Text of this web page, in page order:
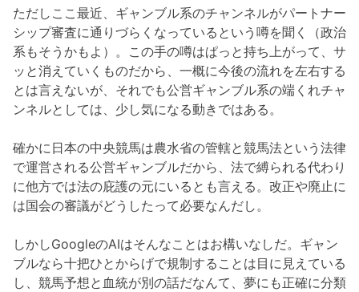
ただしここ最近、ギャンブル系のチャンネルがパートナー
シップ審査に通りづらくなっているという噂を聞く（政治
系もそうかもよ）。この手の噂はぱっと持ち上がって、サ
ッと消えていくものだから、一概に今後の流れを左右する
とは言えないが、それでも公営ギャンブル系の端くれチャ
ンネルとしては、少し気になる動きではある。
確かに日本の中央競馬は農水省の管轄と競馬法という法律
で運営される公営ギャンブルだから、法で縛られる代わり
に他方では法の庇護の元にいるとも言える。改正や廃止に
は国会の審議がどうしたって必要なんだし。
しかしGoogleのAIはそんなことはお構いなしだ。ギャン
ブルなら十把ひとからげで規制することは目に見えている
し、競馬予想と血統が別の話だなんて、夢にも正確に分類